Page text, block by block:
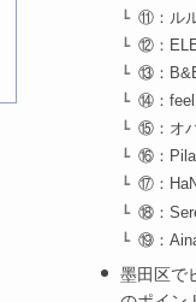
⑪：ル
⑫：
⑬：
⑭：
⑮：オ
⑯：
⑰：
⑱：
⑲：
墨田区で